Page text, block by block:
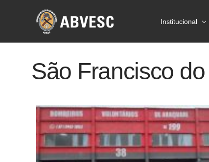
Institucional
Sobre a
Ações
Estatísticas
Imprensa
São Francisco